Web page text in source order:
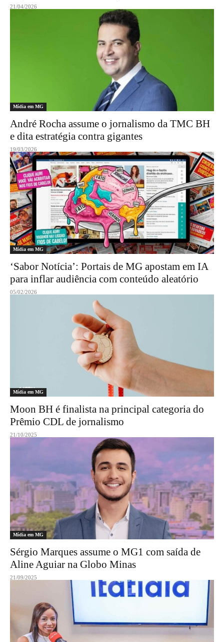
21/04/2026
Mídia em MG
André Rocha assume o jornalismo da TMC BH
e dita estratégia contra gigantes
19/03/2026
Mídia em MG
‘Sabor Notícia’: Portais de MG apostam em IA
para inflar audiência com conteúdo aleatório
05/02/2026
Mídia em MG
Moon BH é finalista na principal categoria do
Prêmio CDL de jornalismo
21/10/2025
Mídia em MG
Sérgio Marques assume o MG1 com saída de
Aline Aguiar na Globo Minas
21/09/2025